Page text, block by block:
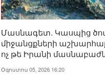
Մասնագետ. Կասպից
միջանցքների
ոչ թե Իրանի
Օգոստոս 05, 2026 16:20